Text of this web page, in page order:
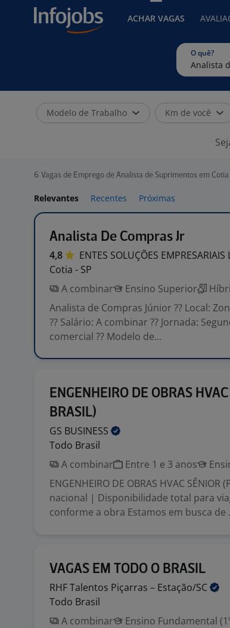
ACHAR VAGAS
O quê?
Modelo de Trabalho Km de você
6 Vagas de Emprego de Analista de Suprimentos em Cotia
Relevantes Recentes Próximas
Analista De Compras Jr
4,8 ENTES SOLUÇÕES EMPRESARIAIS
Cotia - SP
A combinar
Ensino Superior
Analista de Compras Júnior ?? Local:
?? Salário: A combinar ?? Jornada:
comercial ?? Modelo de...
ENGENHEIRO DE OBRAS HVAC
BRASIL)
GS BUSINESS
Todo Brasil
A combinar
Entre 1 e 3 anos
ENGENHEIRO DE OBRAS HVAC SÊNIOR
nacional | Disponibilidade total para
conforme a obra Estamos em busca de
VAGAS EM TODO O BRASIL
RHF Talentos Piçarras – Estação/SC
Todo Brasil
A combinar
Ensino Fundamental